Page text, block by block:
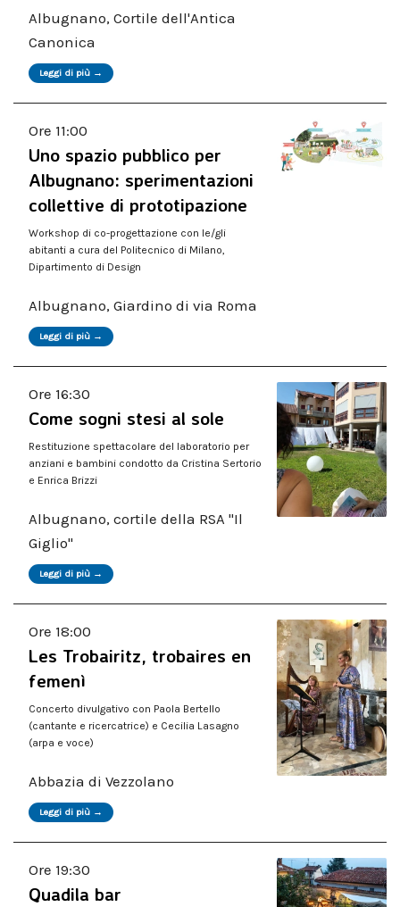
Albugnano, Cortile dell'Antica
Canonica
Leggi di più →
Ore 11:00
Uno spazio pubblico per
Albugnano: sperimentazioni
collettive di prototipazione
Workshop di co-progettazione con le/gli
abitanti a cura del Politecnico di Milano,
Dipartimento di Design
Albugnano, Giardino di via Roma
Leggi di più →
Ore 16:30
Come sogni stesi al sole
Restituzione spettacolare del laboratorio per
anziani e bambini condotto da Cristina Sertorio
e Enrica Brizzi
Albugnano, cortile della RSA "Il
Giglio"
Leggi di più →
Ore 18:00
Les Trobairitz, trobaires en
femenì
Concerto divulgativo con Paola Bertello
(cantante e ricercatrice) e Cecilia Lasagno
(arpa e voce)
Abbazia di Vezzolano
Leggi di più →
Ore 19:30
Quadila bar